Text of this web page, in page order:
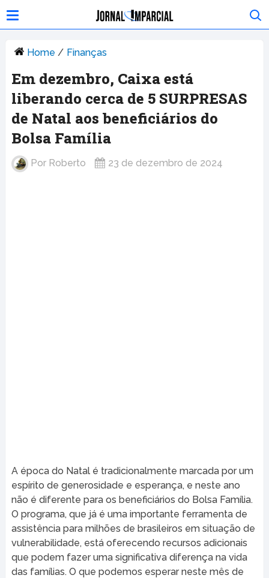
Home / Finanças
Em dezembro, Caixa está
liberando cerca de 5 SURPRESAS
de Natal aos beneficiários do
Bolsa Família
Por Roberto 23 de dezembro de 2024
A época do Natal é tradicionalmente marcada por um
espírito de generosidade e esperança, e neste ano
não é diferente para os beneficiários do Bolsa Família.
O programa, que já é uma importante ferramenta de
assistência para milhões de brasileiros em situação de
vulnerabilidade, está oferecendo recursos adicionais
que podem fazer uma significativa diferença na vida
das famílias. O que podemos esperar neste mês de